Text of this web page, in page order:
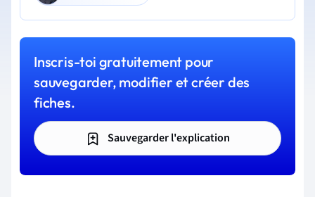
Inscris-toi gratuitement pour
sauvegarder, modifier et créer des
fiches.
Sauvegarder l'explication